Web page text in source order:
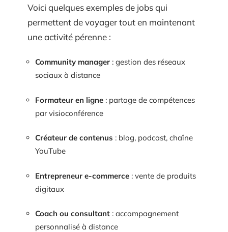
Voici quelques exemples de jobs qui
permettent de voyager tout en maintenant
une activité pérenne :
Community manager : gestion des réseaux
sociaux à distance
Formateur en ligne : partage de compétences
par visioconférence
Créateur de contenus : blog, podcast, chaîne
YouTube
Entrepreneur e-commerce : vente de produits
digitaux
Coach ou consultant : accompagnement
personnalisé à distance